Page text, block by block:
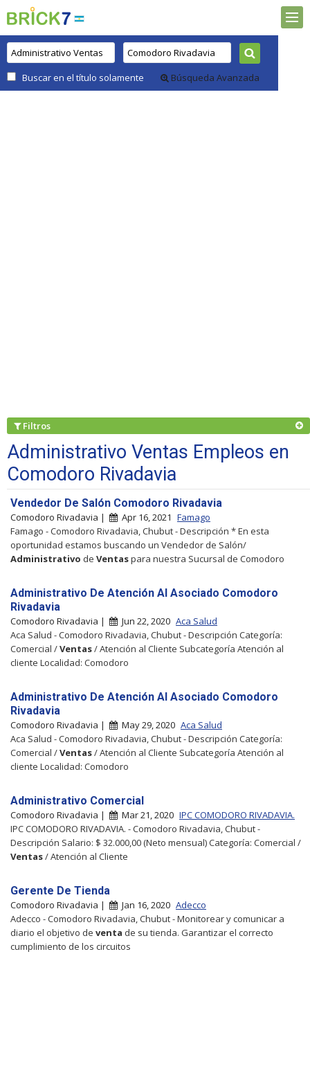
Buscar en el título solamente Búsqueda Avanzada
Filtros
Administrativo Ventas Empleos en
Comodoro Rivadavia
Vendedor De Salón Comodoro Rivadavia
Comodoro Rivadavia | Apr 16, 2021 Famago
Famago - Comodoro Rivadavia, Chubut - Descripción * En esta
oportunidad estamos buscando un Vendedor de Salón/
Administrativo de Ventaspara nuestra Sucursal de Comodoro
Administrativo De Atención Al Asociado Comodoro
Rivadavia
Comodoro Rivadavia | Jun 22, 2020 Aca Salud
Aca Salud - Comodoro Rivadavia, Chubut - Descripción Categoría:
Comercial /Ventas/ Atención al Cliente Subcategoría Atención al
cliente Localidad: Comodoro
Administrativo De Atención Al Asociado Comodoro
Rivadavia
Comodoro Rivadavia | May 29, 2020 Aca Salud
Aca Salud - Comodoro Rivadavia, Chubut - Descripción Categoría:
Comercial /Ventas/ Atención al Cliente Subcategoría Atención al
cliente Localidad: Comodoro
Administrativo Comercial
Comodoro Rivadavia | Mar 21, 2020 IPC COMODORO RIVADAVIA.
IPC COMODORO RIVADAVIA. - Comodoro Rivadavia, Chubut -
Descripción Salario: $ 32.000,00 (Neto mensual) Categoría: Comercial /
Ventas/ Atención al Cliente
Gerente De Tienda
Comodoro Rivadavia | Jan 16, 2020 Adecco
Adecco - Comodoro Rivadavia, Chubut - Monitorear y comunicar a
diario el objetivo de venta de su tienda. Garantizar el correcto
cumplimiento de los circuitos